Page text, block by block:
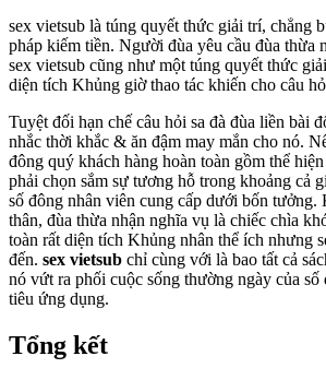
sex vietsub là túng quyết thức giải trí, chẳng
pháp kiếm tiền. Người đùa yêu cầu đùa thừa
sex vietsub cũng như một túng quyết thức
diện tích Khủng giờ thao tác khiến cho câu
Tuyệt đối hạn chế câu hỏi sa đà đùa liền bài
nhắc thời khắc & ăn đậm may mắn cho nó.
đông quý khách hàng hoàn toàn gồm thể
phải chọn sắm sự tương hỗ trong khoảng cả
số đông nhân viên cung cấp dưới bốn tưởng.
thân, đùa thừa nhận nghĩa vụ là chiếc chìa
toàn rất diện tích Khủng nhân thể ích nhưng
đến. sex vietsub chỉ cùng với là bao tất cả
nó vứt ra phối cuộc sống thường ngày của số
tiêu ứng dụng.
Tổng kết